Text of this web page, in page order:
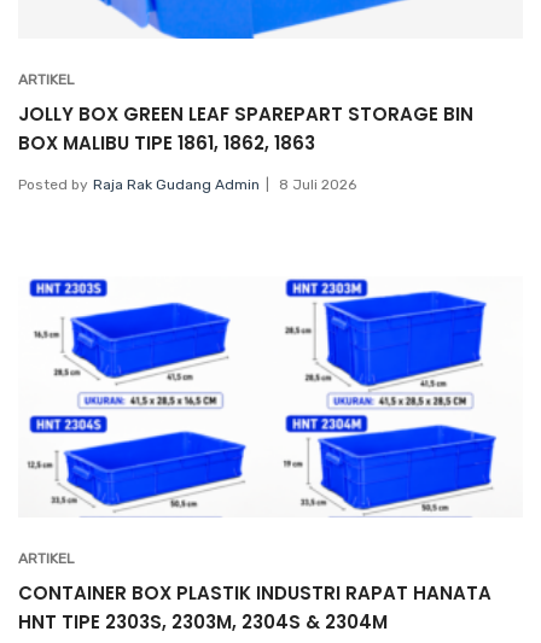
ARTIKEL
JOLLY BOX GREEN LEAF SPAREPART STORAGE BIN
BOX MALIBU TIPE 1861, 1862, 1863
Posted by Raja Rak Gudang Admin 8 Juli 2026
ARTIKEL
CONTAINER BOX PLASTIK INDUSTRI RAPAT HANATA
HNT TIPE 2303S, 2303M, 2304S & 2304M